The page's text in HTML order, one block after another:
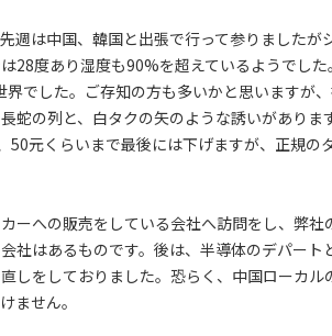
は中国、韓国と出張で行って参りましたが
28度あり湿度も90%を超えているようでした
でした。ご存知の方も多いかと思いますが
蛇の列と、白タクの矢のような誘いがありま
元くらいまで最後には下げますが、正規の
ーへの販売をしている会社へ訪問をし、弊社
社はあるものです。後は、半導体のデパート
しをしておりました。恐らく、中国ローカル
ません。